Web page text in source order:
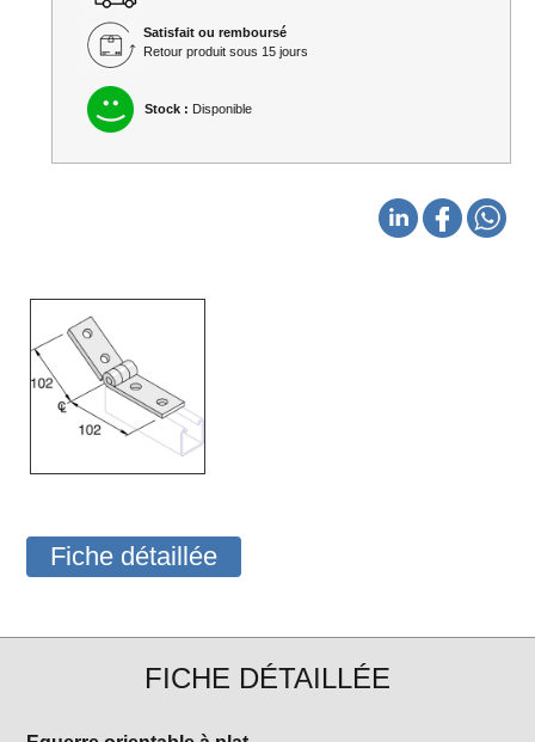
Satisfait ou remboursé
Retour produit sous 15 jours
Stock : Disponible
Fiche détaillée
FICHE DÉTAILLÉE